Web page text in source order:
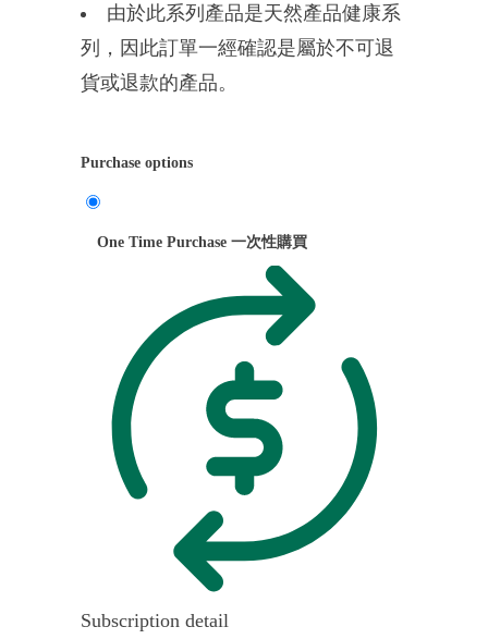
由於此系列產品是天然產品健康系
列，因此訂單一經確認是屬於不可退
貨或退款的產品。
Purchase options
One Time Purchase 一次性購買
Subscription detail